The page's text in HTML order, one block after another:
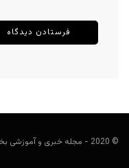
© 2020 - مجله خبری و آموزشی بخت